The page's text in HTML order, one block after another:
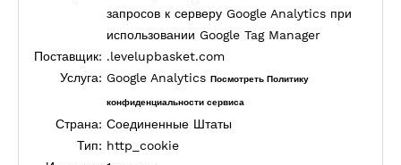
запросов к серверу Google Analytics при
использовании Google Tag Manager
Поставщик: .levelupbasket.com
Услуга: Google Analytics Посмотреть Политику
конфиденциальности сервиса
Страна: Соединенные Штаты
Тип: http_cookie